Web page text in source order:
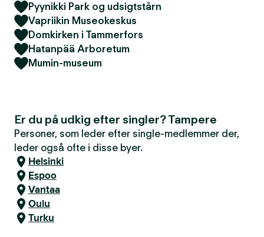
Pyynikki Park og udsigtstårn
Vapriikin Museokeskus
Domkirken i Tammerfors
Hatanpää Arboretum
Mumin-museum
Er du på udkig efter singler? Tampere
Personer, som leder efter single-medlemmer der,
leder også ofte i disse byer.
Helsinki
Espoo
Vantaa
Oulu
Turku